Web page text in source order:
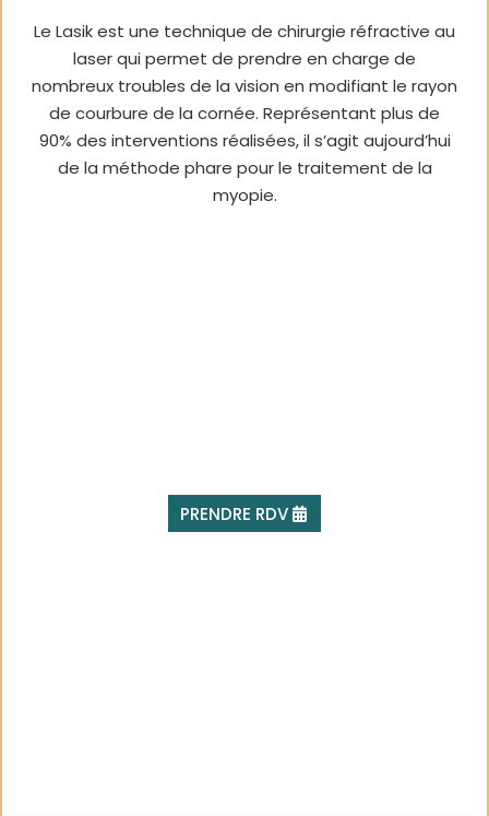
Le Lasik est une technique de chirurgie réfractive au
laser qui permet de prendre en charge de
nombreux troubles de la vision en modifiant le rayon
de courbure de la cornée. Représentant plus de
90% des interventions réalisées, il s’agit aujourd’hui
de la méthode phare pour le traitement de la
myopie.
PRENDRE RDV